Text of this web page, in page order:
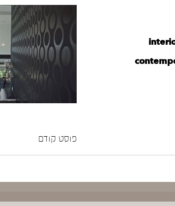
פוסט קודם